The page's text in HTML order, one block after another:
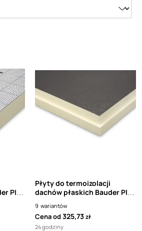
PIR
Płyty do termoizolacji
dachów płaskich Bauder PIR
FA z obustronną warstwą z
folii aluminiowej, z frezem
2400x1200
9 wariantów
Cena od325,73zł
24 godziny